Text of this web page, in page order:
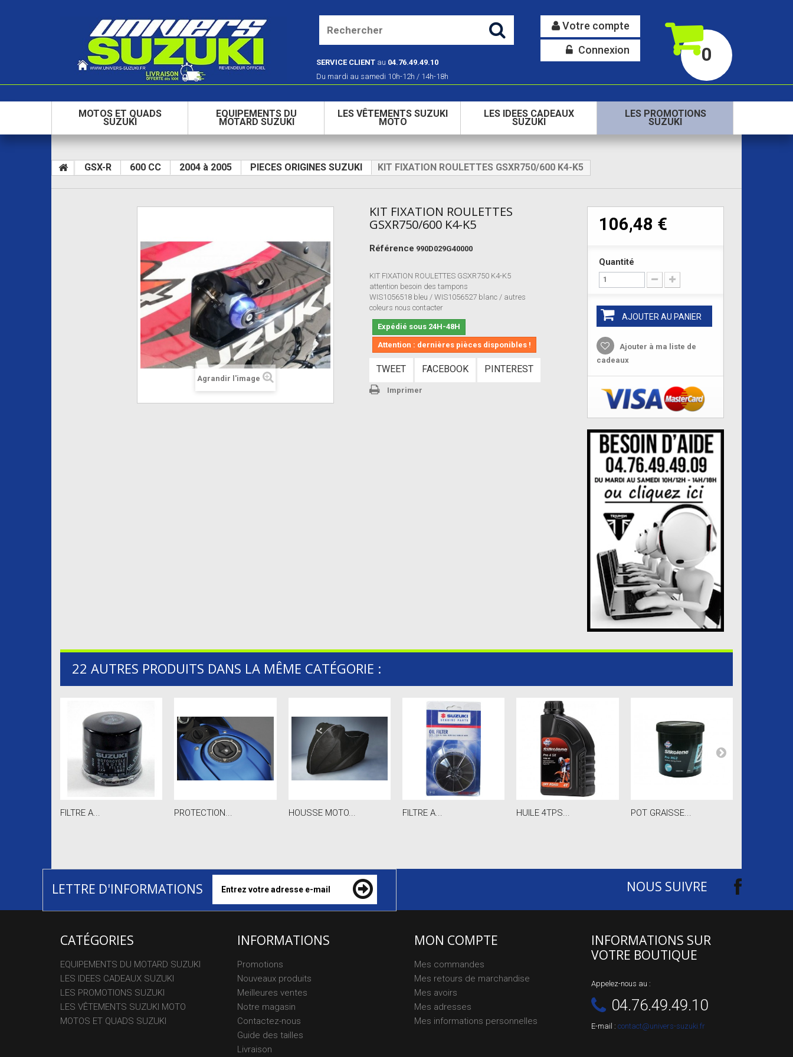
0
Votre compte
Connexion
SERVICE CLIENT au 04.76.49.49.10
Du mardi au samedi 10h-12h / 14h-18h
MOTOS ET QUADS
SUZUKI
EQUIPEMENTS DU
MOTARD SUZUKI
LES VÊTEMENTS SUZUKI
MOTO
LES IDEES CADEAUX
SUZUKI
LES PROMOTIONS
SUZUKI
GSX-R 600 CC 2004 à 2005 PIECES ORIGINES SUZUKI KIT FIXATION ROULETTES GSXR750/600 K4-K5
Agrandir l'image
KIT FIXATION ROULETTES
GSXR750/600 K4-K5
Référence 990D029G40000
KIT FIXATION ROULETTES GSXR750 K4-K5
attention besoin des tampons
WIS1056518 bleu / WIS1056527 blanc / autres
coleurs nous contacter
Expédié sous 24H-48H
Attention : dernières pièces disponibles !
TWEET FACEBOOK PINTEREST
Imprimer
106,48 €
Quantité
AJOUTER AU PANIER
Ajouter à ma liste de
cadeaux
22 AUTRES PRODUITS DANS LA MÊME CATÉGORIE :
FILTRE A... PROTECTION... HOUSSE MOTO... FILTRE A... HUILE 4TPS... POT GRAISSE...
LETTRE D'INFORMATIONS NOUS SUIVRE
CATÉGORIES
EQUIPEMENTS DU MOTARD SUZUKI
LES IDEES CADEAUX SUZUKI
LES PROMOTIONS SUZUKI
LES VÊTEMENTS SUZUKI MOTO
MOTOS ET QUADS SUZUKI
INFORMATIONS
Promotions
Nouveaux produits
Meilleures ventes
Notre magasin
Contactez-nous
Guide des tailles
Livraison
MON COMPTE
Mes commandes
Mes retours de marchandise
Mes avoirs
Mes adresses
Mes informations personnelles
INFORMATIONS SUR
VOTRE BOUTIQUE
Appelez-nous au :
04.76.49.49.10
E-mail : contact@univers-suzuki.fr